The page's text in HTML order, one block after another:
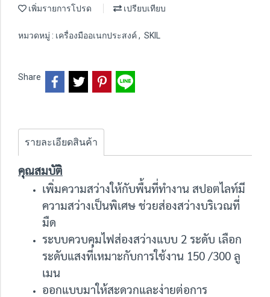
เพิ่มรายการโปรด เปรียบเทียบ
หมวดหมู่ : เครื่องมืออเนกประสงค์, SKIL
Share
รายละเอียดสินค้า
คุณสมบัติ
เพิ่มความสว่างให้กับพื้นที่ทำงาน สปอตไลท์มี
ความสว่างเป็นพิเศษ ช่วยส่องสว่างบริเวณที่
มืด
ระบบควบคุมไฟส่องสว่างแบบ 2 ระดับ เลือก
ระดับแสงที่เหมาะกับการใช้งาน 150 /300 ลู
เมน
ออกแบบมาให้สะดวกและง่ายต่อการ